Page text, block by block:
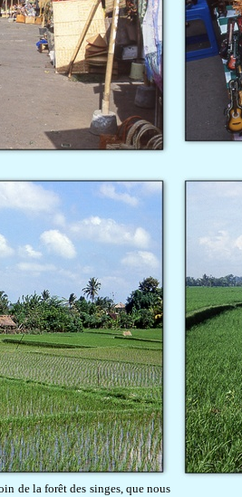
de la forêt des singes, que nous